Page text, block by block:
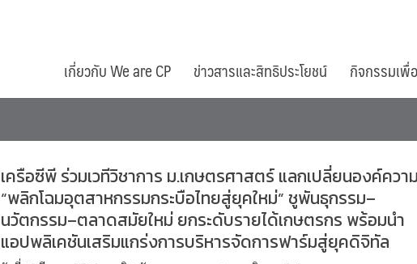
เกี่ยวกับ We are CP ข่าวสารและสิทธิประโยชน์ กิจกรรมเพื่
เครือซีพี ร่วมเวทีวิชาการ ม.เกษตรศาสตร์ แลกเปลี่ยนองค์ควา
“พลิกโฉมอุตสาหกรรมกระบือไทยสู่ยุคใหม่” ชูพันธุกรรม–
นวัตกรรม–ตลาดสมัยใหม่ ยกระดับรายได้เกษตรกร พร้อมนำ
แอปพลิเคชันเสริมแกร่งการบริหารจัดการฟาร์มสู่ยุคดิจิทัล